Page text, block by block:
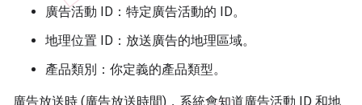
廣告活動 ID：特定廣告活動的 ID。
地理位置 ID：放送廣告的地理區域。
產品類別：你定義的產品類型。
廣告放送時 (廣告放送時間)，系統會知道廣告活動 ID 和地